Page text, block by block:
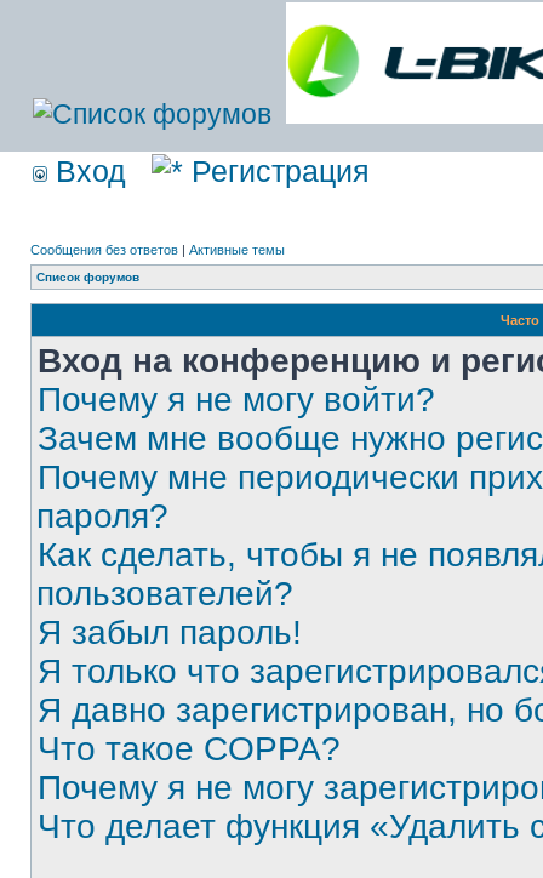
Вход Регистрация
Сообщения без ответов | Активные темы
Список форумов
Вход на конференцию и
Почему я не могу войти?
Зачем мне вообще нужно
Почему мне периодически
пароля?
Как сделать, чтобы я не
пользователей?
Я забыл пароль!
Я только что
Я давно зарегистрирован, но
Что такое COPPA?
Почему я не могу
Что делает функция «Удалить